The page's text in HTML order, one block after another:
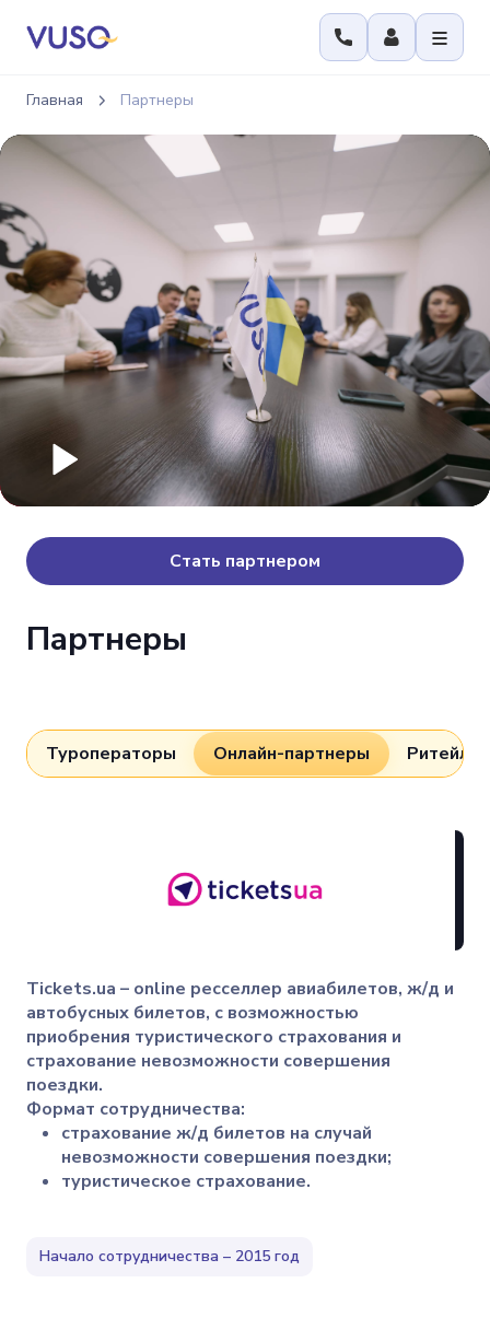
Главная Партнеры
Партнеры
Стать партнером
Туроператоры Онлайн-партнеры Ритейл
Начало сотрудничества – 2015 год
Tickets.ua – online ресселлер авиабилетов, ж/д и
автобусных билетов, с возможностью
приобрения туристического страхования и
страхование невозможности совершения
поездки.
Формат сотрудничества:
страхование ж/д билетов на случай
невозможности совершения поездки;
туристическое страхование.